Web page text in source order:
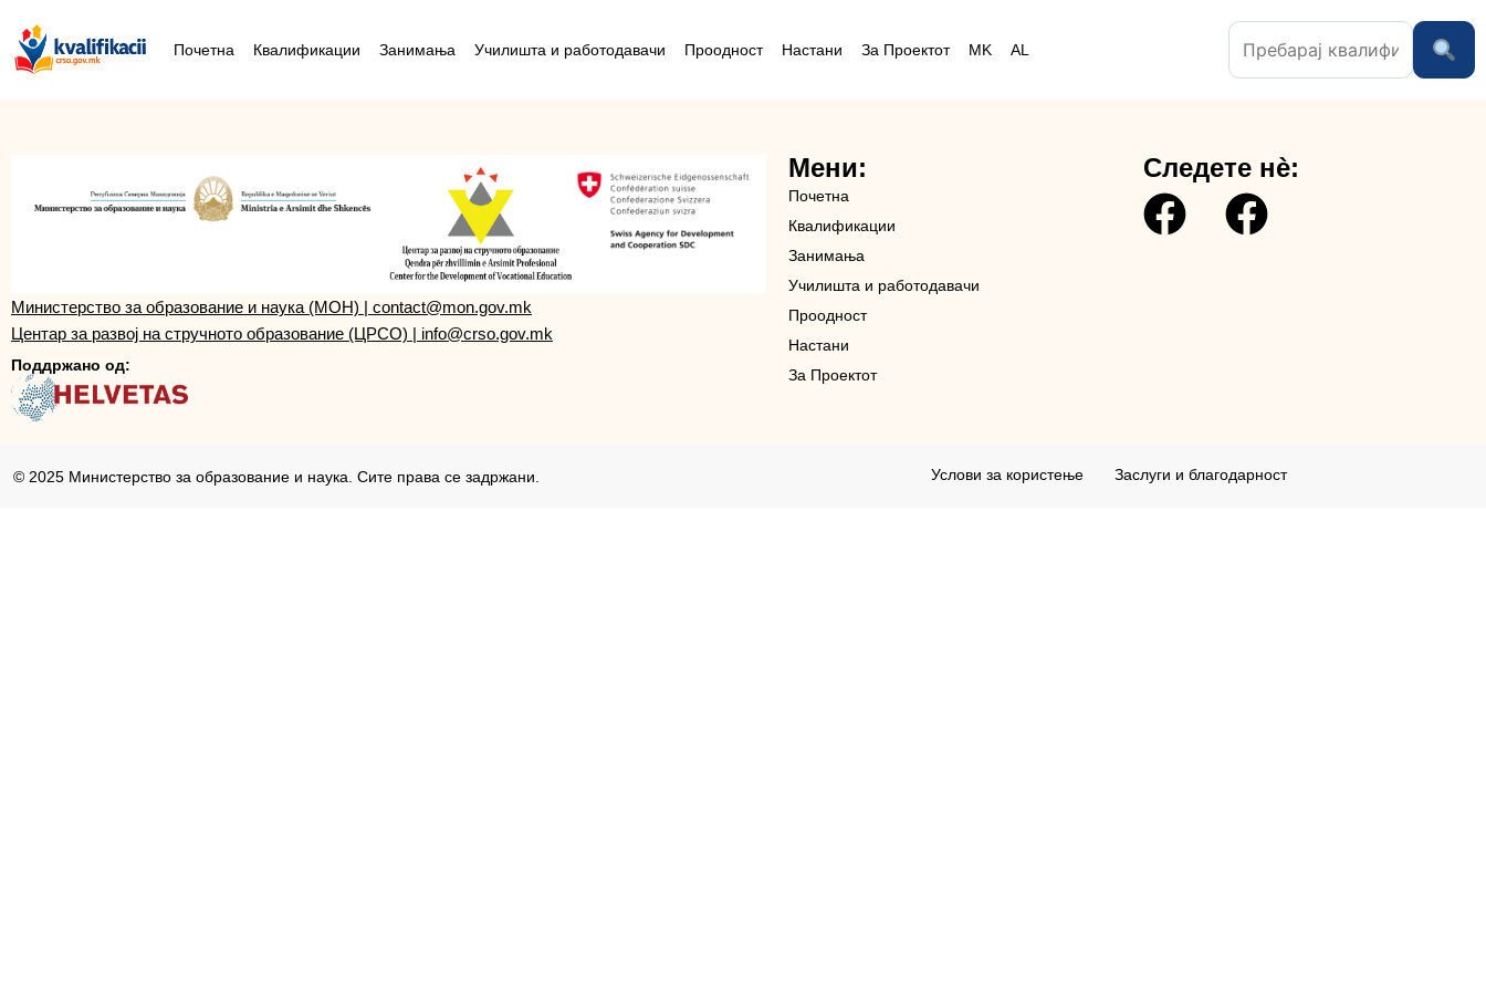
Почетна Квалификации Занимања Училишта и работодавачи Проодност Настани За Проектот MK AL
Министерство за образование и наука (МОН) | contact@mon.gov.mk
Центар за развој на стручното образование (ЦРСО) | info@crso.gov.mk
Поддржано од:
Мени:
Почетна
Квалификации
Занимања
Училишта и работодавачи
Проодност
Настани
За Проектот
Следете нè:
© 2025 Министерство за образование и наука. Сите права се задржани. Услови за користењe Заслуги и благодарност